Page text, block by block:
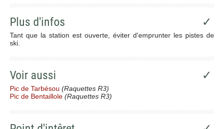
Plus d'infos ✓
Tant que la station est ouverte, éviter d'emprunter les pistes de
ski.
Voir aussi ✓
Pic de Tarbésou (Raquettes R3)
Pic de Bentaillole (Raquettes R3)